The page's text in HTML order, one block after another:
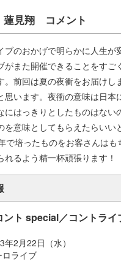
蓮見翔 コメント
ブのおかげで明らかに人生が
がまた開催できることをすご
。前回は夏の夜衝をお届けし
思います。夜衝の意味は日本
にはっきりとしたものはない
を意味としてもらえたらいい
で培ったものをお客さんは
れるよう精一杯頑張ります！
ント special／コントライ
2月22日（水）
ライブ